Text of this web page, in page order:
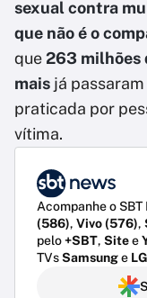
sexual contra
que não é o
que263 milhões
mais já
praticada por
vítima.
Acompanhe o
(586), Vivo (576),
pelo+SBT, Sitee
TVsSamsunge LG